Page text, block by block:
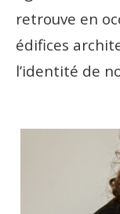
retrouve en
édifices
l’identité de